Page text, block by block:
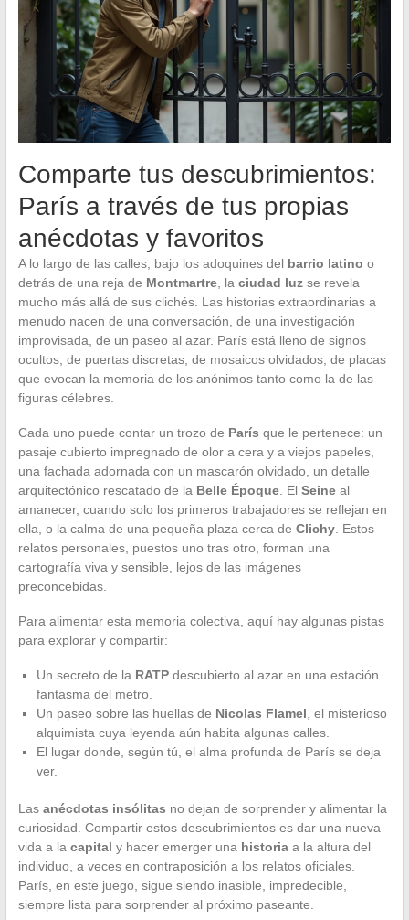
Comparte tus descubrimientos:
París a través de tus propias
anécdotas y favoritos
A lo largo de las calles, bajo los adoquines del barrio latino o
detrás de una reja de Montmartre, la ciudad luzse revela
mucho más allá de sus clichés. Las historias extraordinarias a
menudo nacen de una conversación, de una investigación
improvisada, de un paseo al azar. París está lleno de signos
ocultos, de puertas discretas, de mosaicos olvidados, de placas
que evocan la memoria de los anónimos tanto como la de las
figuras célebres.
Cada uno puede contar un trozo de París que le pertenece: un
pasaje cubierto impregnado de olor a cera y a viejos papeles,
una fachada adornada con un mascarón olvidado, un detalle
arquitectónico rescatado de la Belle Époque. El Seineal
amanecer, cuando solo los primeros trabajadores se reflejan en
ella, o la calma de una pequeña plaza cerca de Clichy. Estos
relatos personales, puestos uno tras otro, forman una
cartografía viva y sensible, lejos de las imágenes
preconcebidas.
Para alimentar esta memoria colectiva, aquí hay algunas pistas
para explorar y compartir:
Un secreto de la RATPdescubierto al azar en una estación
fantasma del metro.
Un paseo sobre las huellas de Nicolas Flamel , el misterioso
alquimista cuya leyenda aún habita algunas calles.
El lugar donde, según tú, el alma profunda de París se deja
ver.
Las anécdotas insólitas no dejan de sorprender y alimentar la
curiosidad. Compartir estos descubrimientos es dar una nueva
vida a la capital y hacer emerger una historiaa la altura del
individuo, a veces en contraposición a los relatos oficiales.
París, en este juego, sigue siendo inasible, impredecible,
siempre lista para sorprender al próximo paseante.